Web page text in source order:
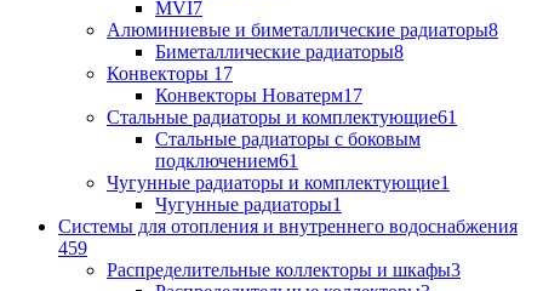
MVI7
Алюминиевые и биметаллические радиаторы8
Биметаллические радиаторы8
Конвекторы 17
Конвекторы Новатерм17
Стальные радиаторы и комплектующие61
Стальные радиаторы с боковым
подключением61
Чугунные радиаторы и комплектующие1
Чугунные радиаторы1
Системы для отопления и внутреннего водоснабжения
459
Распределительные коллекторы и шкафы3